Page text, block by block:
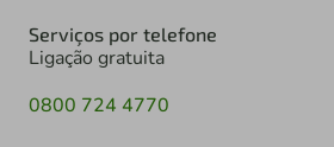
Serviços por telefone
Ligação gratuita
0800 724 4770